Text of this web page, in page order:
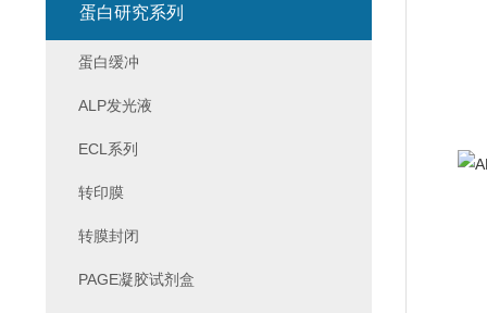
蛋白研究系列
蛋白缓冲
ALP发光液
ECL系列
转印膜
转膜封闭
PAGE凝胶试剂盒